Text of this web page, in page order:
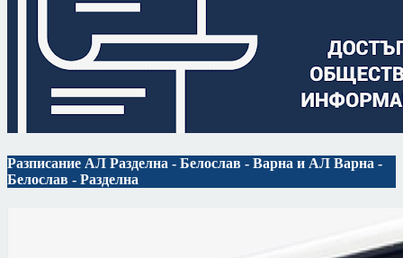
Разписание АЛ Разделна - Белослав - Варна и АЛ Варна -
Белослав - Разделна